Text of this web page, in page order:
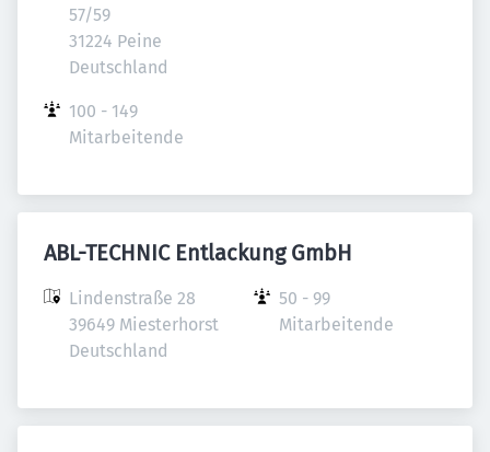
57/59
31224 Peine
Deutschland
100 - 149
Mitarbeitende
ABL-TECHNIC Entlackung GmbH
Lindenstraße 28
39649 Miesterhorst
Deutschland
50 - 99
Mitarbeitende